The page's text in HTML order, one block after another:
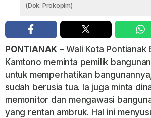
(Dok. Prokopim)
PONTIANAK – Wali Kota Pontianak
Kamtono meminta pemilik
untuk memperhatikan
sudah berusia tua. Ia juga minta
memonitor dan mengawasi
yang rentan ambruk. Hal ini